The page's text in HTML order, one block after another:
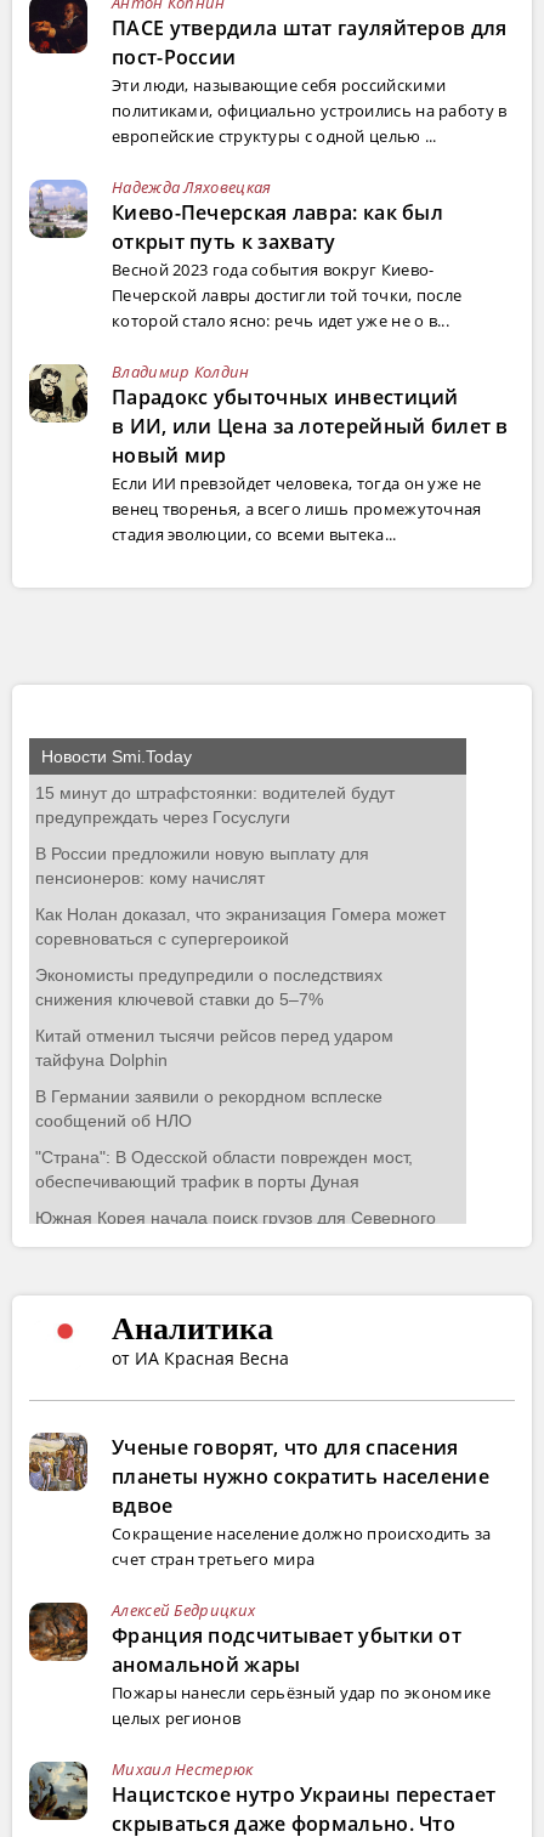
ПАСЕ утвердила штат гауляйтеров для
пост-России
Эти люди, называющие себя российскими
политиками, официально устроились на работу в
европейские структуры с одной целью ...
Надежда Ляховецкая
Киево-Печерская лавра: как был
открыт путь к захвату
Весной 2023 года события вокруг Киево-
Печерской лавры достигли той точки, после
которой стало ясно: речь идет уже не о в...
Владимир Колдин
Парадокс убыточных инвестиций
в ИИ, или Цена за лотерейный билет в
новый мир
Если ИИ превзойдет человека, тогда он уже не
венец творенья, а всего лишь промежуточная
стадия эволюции, со всеми вытека...
Аналитика
от ИА Красная Весна
Ученые говорят, что для спасения
планеты нужно сократить население
вдвое
Сокращение население должно происходить за
счет стран третьего мира
Алексей Бедрицких
Франция подсчитывает убытки от
аномальной жары
Пожары нанесли серьёзный удар по экономике
целых регионов
Михаил Нестерюк
Нацистское нутро Украины перестает
скрываться даже формально. Что